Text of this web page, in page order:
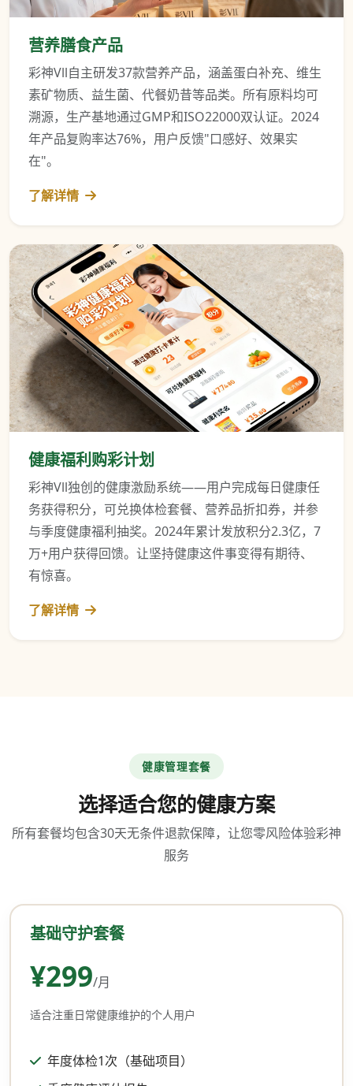
营养膳食产品
彩神Vll自主研发37款营养产品，涵盖蛋白补充、维生
素矿物质、益生菌、代餐奶昔等品类。所有原料均可
溯源，生产基地通过GMP和ISO22000双认证。2024
年产品复购率达76%，用户反馈"口感好、效果实
在"。
了解详情
健康福利购彩计划
彩神Vll独创的健康激励系统——用户完成每日健康任
务获得积分，可兑换体检套餐、营养品折扣券，并参
与季度健康福利抽奖。2024年累计发放积分2.3亿，7
万+用户获得回馈。让坚持健康这件事变得有期待、
有惊喜。
了解详情
健康管理套餐
选择适合您的健康方案
所有套餐均包含30天无条件退款保障，让您零风险体验彩神
服务
基础守护套餐
¥299/月
适合注重日常健康维护的个人用户
年度体检1次（基础项目）